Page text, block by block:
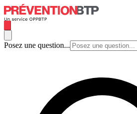
Posez une question...